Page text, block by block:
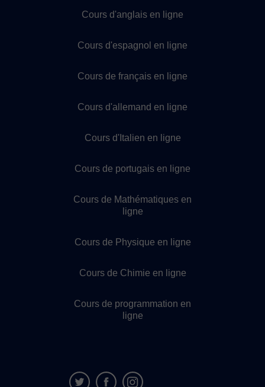
Cours d'anglais en ligne
Cours d'espagnol en ligne
Cours de français en ligne
Cours d'allemand en ligne
Cours d'Italien en ligne
Cours de portugais en ligne
Cours de Mathématiques en
ligne
Cours de Physique en ligne
Cours de Chimie en ligne
Cours de programmation en
ligne